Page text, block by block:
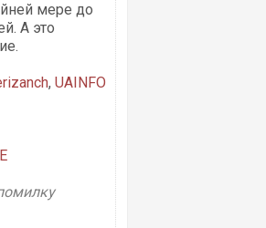
мере до
А это
, UAINFO